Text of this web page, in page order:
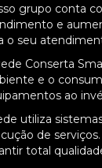
grupo conta
e
o seu
Conserta
e o
ao
utiliza
de
total